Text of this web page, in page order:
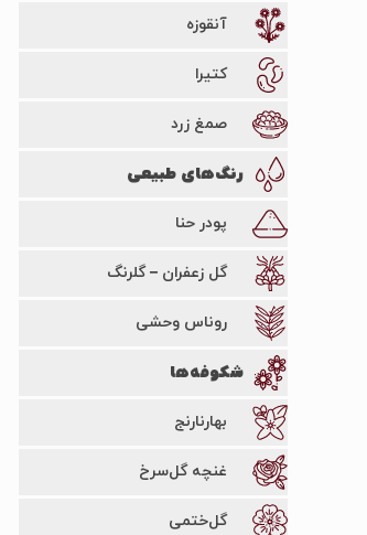
آنقوزه
کتیرا
صمغ زرد
رنگ‌های طبیعی
پودر حنا
گل زعفران – گلرنگ
روناس وحشی
شکوفه‌ها
بهارنارنج
غنچه گل‌سرخ
گل‌ختمی